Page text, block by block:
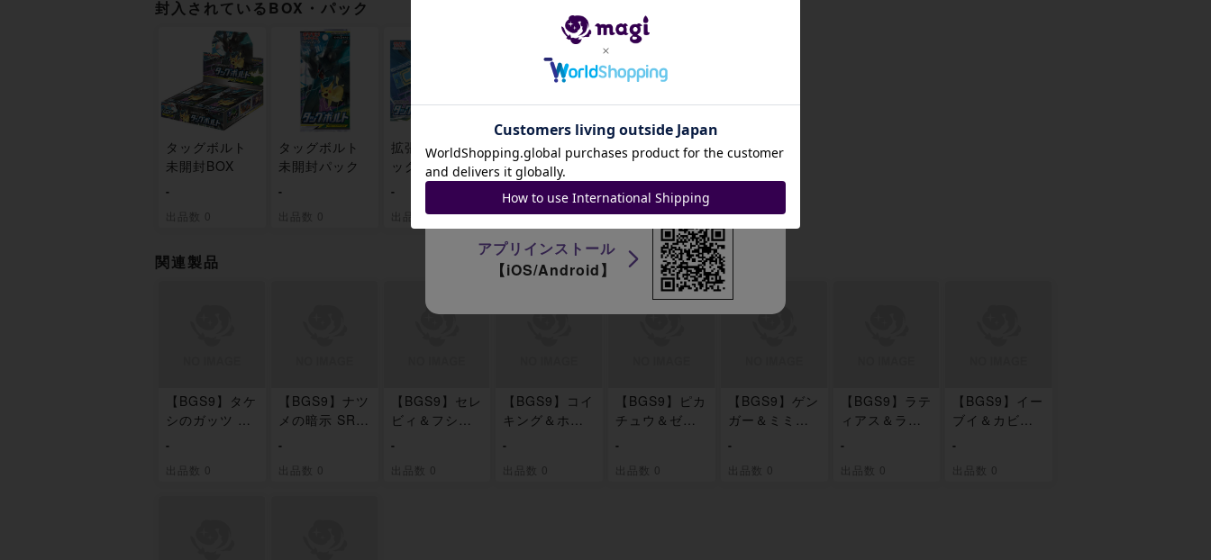
封入されているBOX・パック
タッグボルト
未開封BOX
-
出品数 0
タッグボルト
未開封パック
-
出品数 0
拡張パック タ
ッグボルト ポ
ケモンセンタ
未開封BOX
-
出品数 0
拡張パック
「タッグボル
ト」発売記念
イオン限定ス
ク 未開封BOX
-
出品数 0
関連製品
【BGS9】タケ
シのガッツ SR
-
出品数 0
【BGS9】ナツ
メの暗示 SR 1
-
出品数 0
【BGS9】セレ
ビィ＆フシギ
-
出品数 0
【BGS9】コイ
キング＆ホエ
-
出品数 0
【BGS9】ピカ
チュウ＆ゼク
-
出品数 0
【BGS9】ゲン
ガー＆ミミッ
-
出品数 0
【BGS9】ラテ
ィアス＆ラテ
-
出品数 0
【BGS9】イー
ブイ＆カビゴ
-
出品数 0
招待コード
JA9XS8
アプリインストール
【iOS/Android】